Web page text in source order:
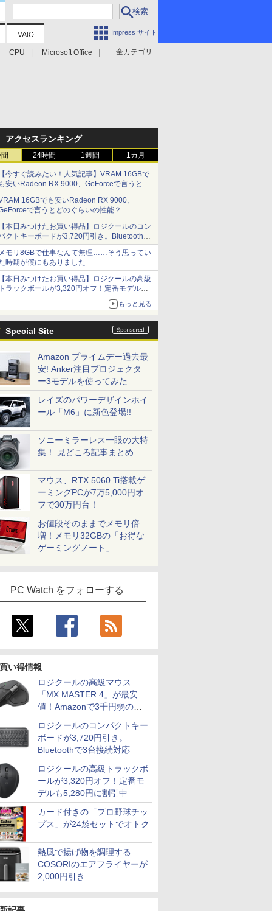
Impress サイト
全カテゴリ
CPU Microsoft Office
アクセスランキング
24時間 1週間 1カ月
今すぐ読みたい！人気記事】VRAM 16GBで
安いRadeon RX 9000、GeForceで言うとど
ぐらいの性能？ - PC Watch
16GBでも安いRadeon RX 9000、
で言うとどのぐらいの性能？
本日みつけたお買い得品】ロジクールのコン
クトキーボードが3,720円引き。Bluetoothで3
接続対応
モリ8GBで仕事なんて無理……そう思ってい
時期が僕にもありました
本日みつけたお買い得品】ロジクールの高級
ラックボールが3,320円オフ！定番モデルも
もっと見る
Special Site
Amazon プライムデー過去最
安! Anker注目プロジェクタ
ー3モデルを使ってみた
レイズのパワーデザインホイ
ール「M6」に新色登場!!
ソニーミラーレス一眼の大特
集！ 見どころ記事まとめ
マウス、RTX 5060 Ti搭載ゲ
ーミングPCが7万5,000円オ
フで30万円台！
お値段そのままでメモリ倍
増！メモリ32GBの「お得な
ゲーミングノート」
PC Watch をフォローする
い得情報
ロジクールの高級マウス
「MX MASTER 4」が最安
値！Amazonで3千円弱の割
引
ロジクールのコンパクトキー
ボードが3,720円引き。
Bluetoothで3台接続対応
ロジクールの高級トラックボ
ールが3,320円オフ！定番モ
デルも5,280円に割引中
カード付きの「プロ野球チッ
プス」が24袋セットでオトク
熱風で揚げ物を調理する
COSORIのエアフライヤーが
2,000円引き